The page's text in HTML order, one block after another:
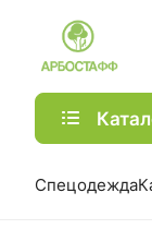
Спецодежда